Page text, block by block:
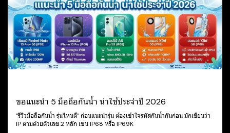
ขอแนะนำ 5 มือถือกันน้ำ น่าใช้ประจำปี 2026
"รีวิวมือถือกันน้ำ รุ่นไหนดี" ก่อนแนะนำรุ่น ต้องเข้าใจรหัสกันน้ำกันก่อน มักเขียนว่า
IP ตามด้วยตัวเลข 2 หลัก เช่น IP68 หรือ IP69K